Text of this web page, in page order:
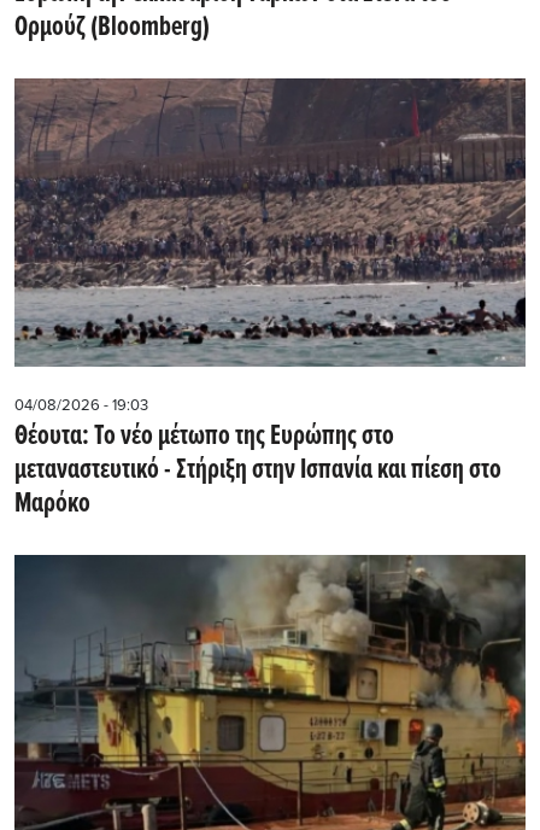
Ορμούζ (Bloomberg)
04/08/2026 - 19:03
Θέουτα: Το νέο μέτωπο της Ευρώπης στο
μεταναστευτικό - Στήριξη στην Ισπανία και πίεση στο
Μαρόκο